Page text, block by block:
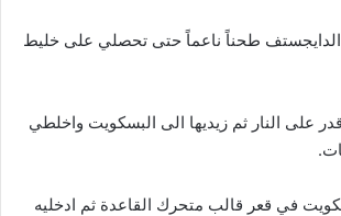
طحناً ناعماً حتى تحصلي على خليط
على النار ثم زيديها الى البسكويت واخلطي
في قعر قالب متحرك القاعدة ثم ادخليه